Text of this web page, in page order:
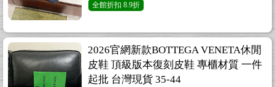
全館折扣 8.9折
2026官網新款BOTTEGA VENETA休閒
皮鞋 頂級版本復刻皮鞋 專櫃材質 一件
起批 台灣現貨 35-44